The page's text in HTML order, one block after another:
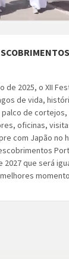
de 2025, o XII
de vida,
de
oficinas,
com Japão no
2027 que será